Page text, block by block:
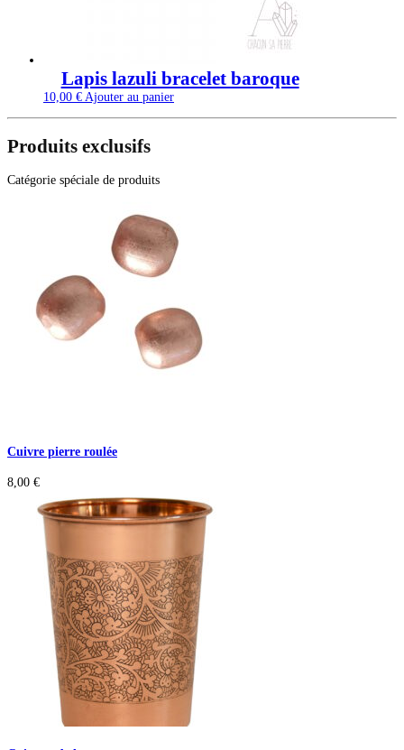
Lapis lazuli bracelet baroque
10,00 € Ajouter au panier
Produits exclusifs
Catégorie spéciale de produits
Cuivre pierre roulée
8,00 €